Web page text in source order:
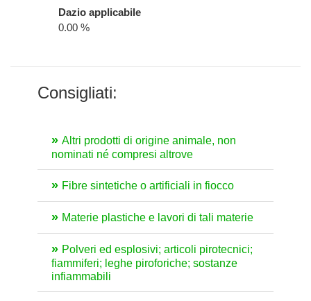
Dazio applicabile
0.00 %
Consigliati:
Altri prodotti di origine animale, non
nominati né compresi altrove
Fibre sintetiche o artificiali in fiocco
Materie plastiche e lavori di tali materie
Polveri ed esplosivi; articoli pirotecnici;
fiammiferi; leghe piroforiche; sostanze
infiammabili